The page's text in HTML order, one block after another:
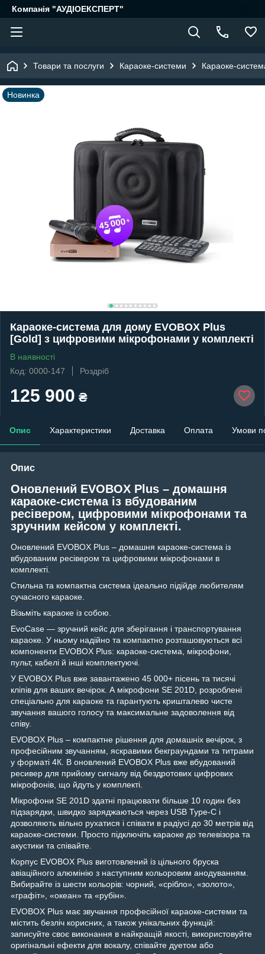
Компанія "АУДІОЕКСПЕРТ"
Товари та послуги Караоке-системи Караоке-
Новинка
Караоке-система для дому EVOBOX Plus
[Gold] з цифровими мікрофонами у комплекті
В наявності
Код: 0000-147
Роздріб
125 900 ₴
Опис Характеристики Доставка Оплата Умови
Опис
Оновлений EVOBOX Plus – домашня
караоке-система із вбудованим
ресівером, цифровими мікрофонами та
зручним кейсом у комплекті.
Оновлений EVOBOX Plus – домашня караоке-система із
вбудованим ресівером та цифровими мікрофонами в
комплекті.
Стильна та компактна система ідеально підійде любителям
сучасного караоке.
Візьміть караоке із собою.
EvoCase — зручний кейс для зберігання і транспортування
караоке. У ньому надійно та компактно розташовуються всі
компоненти EVOBOX Plus: караоке-система, мікрофони,
пульт, кабелі й інші комплектуючі.
У EVOBOX Plus вже завантажено 45 000+ пісень та тисячі
кліпів для ваших вечірок. А мікрофони SE 201D, розроблені
спеціально для караоке та гарантують кришталево чисте
звучання вашого голосу та максимальне задоволення від
співу.
EVOBOX Plus – компактне рішення для домашніх вечірок, з
професійним звучанням, яскравими бекграундами та титрами
у форматі 4К. В оновлений EVOBOX Plus вже вбудований
ресивер для прийому сигналу від бездротових цифрових
мікрофонів, що йдуть у комплекті.
Мікрофони SE 201D здатні працювати більше 10 годин без
підзарядки, швидко заряджаються через USB Type-C і
дозволяють вільно рухатися і співати в радіусі до 30 метрів від
караоке-системи. Просто підключіть караоке до телевізора та
акустики та співайте.
Корпус EVOBOX Plus виготовлений із цільного бруска
авіаційного алюмінію з наступним кольоровим анодуванням.
Вибирайте із шести кольорів: чорний, «срібло», «золото»,
«графіт», «океан» та «рубін».
EVOBOX Plus має звучання професійної караоке-системи та
містить безліч корисних, а також унікальних функцій:
записуйте своє виконання в найкращій якості, використовуйте
оригінальні ефекти для вокалу, співайте дуетом або